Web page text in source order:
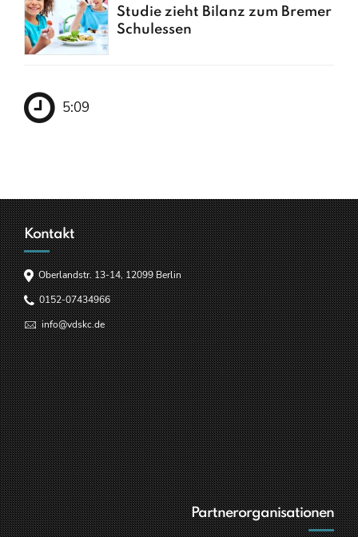
Studie zieht Bilanz zum Bremer
Schulessen
5:09
Kontakt
Oberlandstr. 13-14, 12099 Berlin
0152-07434966
info@vdskc.de
Partnerorganisationen